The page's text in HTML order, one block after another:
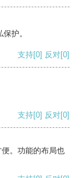
护。
支持[0] 反对[0]
支持[0] 反对[0]
。功能的布局也